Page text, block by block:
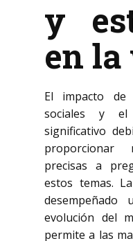
y
en la
El impacto de
sociales y el
significativo
proporcionar
precisas a
estos temas. La
evolución del
permite a las